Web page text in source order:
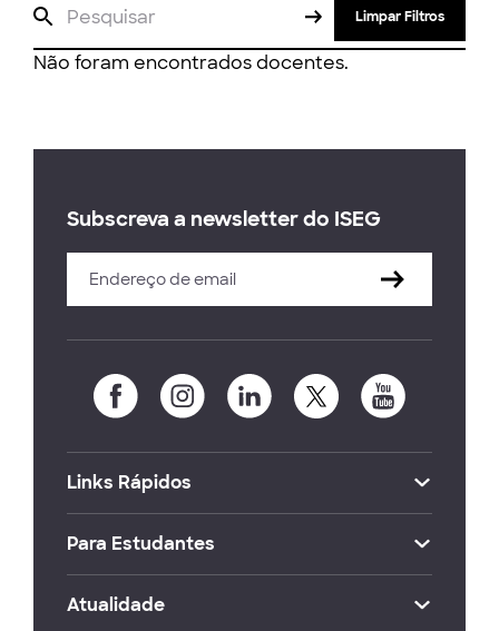
Limpar Filtros
Não foram encontrados docentes.
Subscreva a newsletter do ISEG
Links Rápidos
Para Estudantes
Atualidade